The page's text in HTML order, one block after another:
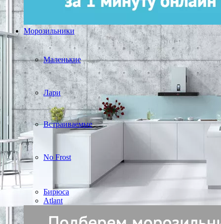
Морозильники
Маленькие
Лари
Встраиваемые
No Frost
Бирюса
Atlant